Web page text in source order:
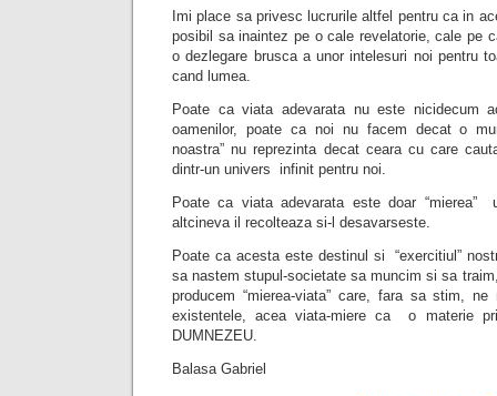
Imi place sa privesc lucrurile altfel pentru ca in
posibil sa inaintez pe o cale revelatorie, cale pe
o dezlegare brusca a unor intelesuri noi pentru
cand lumea.
Poate ca viata adevarata nu este nicidecum
oamenilor, poate ca noi nu facem decat o
noastra” nu reprezinta decat ceara cu care
dintr-un univers infinit pentru noi.
Poate ca viata adevarata este doar “mierea”
altcineva il recolteaza si-l desavarseste.
Poate ca acesta este destinul si “exercitiul”
sa nastem stupul-societate sa muncim si sa
producem “mierea-viata” care, fara sa stim,
existentele, acea viata-miere ca o materie
DUMNEZEU.
Balasa Gabriel